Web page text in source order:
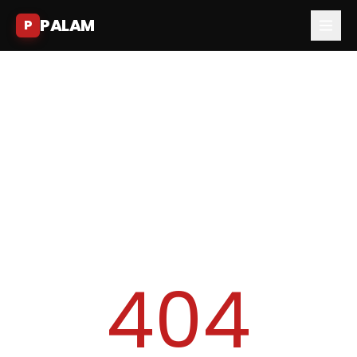
P PALAM
404